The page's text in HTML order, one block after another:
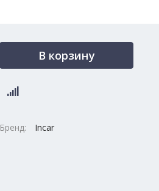
В корзину
Бренд: Incar